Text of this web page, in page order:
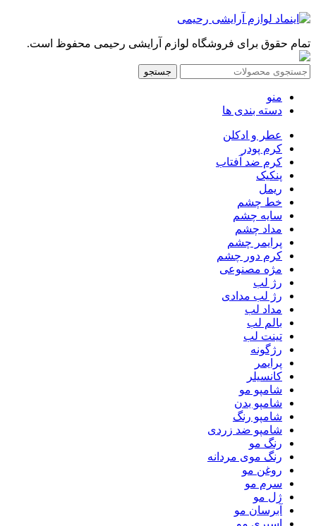
تمام حقوق برای فروشگاه لوازم آرایشی رحیمی محفوظ است.
جستجو
منو
دسته بندی ها
عطر و ادکلن
کرم پودر
کرم ضد آفتاب
پنکیک
ریمل
خط چشم
سایه چشم
مداد چشم
پرایمر چشم
کرم دور چشم
مژه مصنوعی
رژ لب
رژ لب مدادی
مداد لب
بالم لب
تینت لب
رژگونه
پرایمر
کانسیلر
شامپو مو
شامپو بدن
شامپو رنگ
شامپو ضد زردی
رنگ مو
رنگ موی مردانه
روغن مو
سرم مو
ژل مو
آبرسان مو